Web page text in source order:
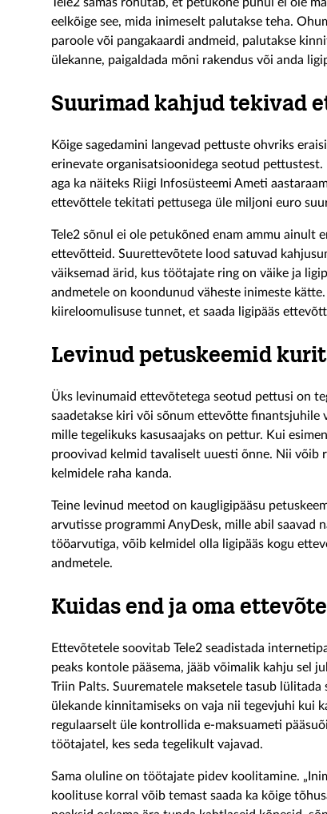
eelkõige see, mida inimeselt palutakse teha.
paroole või pangakaardi andmeid, palutakse
ülekanne, paigaldada mõni rakendus või anda
Suurimad kahjud tekivad
Kõige sagedamini langevad pettuste ohvriks
erinevate organisatsioonidega seotud
aga ka näiteks Riigi Infosüsteemi Ameti
ettevõttele tekitati pettusega üle miljoni euro
Tele2 sõnul ei ole petukõned enam ammu ainult
ettevõtteid. Suurettevõtete lood satuvad
väiksemad ärid, kus töötajate ring on väike ja
andmetele on koondunud väheste inimeste
kiireloomulisuse tunnet, et saada ligipääs
Levinud petuskeemid
Üks levinumaid ettevõtetega seotud pettusi on
saadetakse kiri või sõnum ettevõtte finantsjuhile
mille tegelikuks kasusaajaks on pettur. Kui
proovivad kelmid tavaliselt uuesti õnne. Nii võib
kelmidele raha kanda.
Teine levinud meetod on kaugligipääsu
arvutisse programmi AnyDesk, mille abil saavad
tööarvutiga, võib kelmidel olla ligipääs kogu
andmetele.
Kuidas end ja oma
Ettevõtetele soovitab Tele2 seadistada
peaks kontole pääsema, jääb võimalik kahju sel
Triin Palts. Suurematele maksetele tasub
ülekande kinnitamiseks on vaja nii tegevjuhi kui
regulaarselt üle kontrollida e-maksuameti
töötajatel, kes seda tegelikult vajavad.
Sama oluline on töötajate pidev koolitamine.
koolituse korral võib temast saada ka kõige